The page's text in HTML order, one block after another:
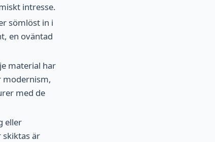
intresse.
sömlöst in i
en oväntad
material har
modernism,
med de
eller
är